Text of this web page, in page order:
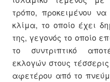
τρόπο, προκειμένου να
κλίμα, το οποίο έχει
της, γεγονός το οποίο
το συντριπτικό
εκλογών στους
αφετέρου από το